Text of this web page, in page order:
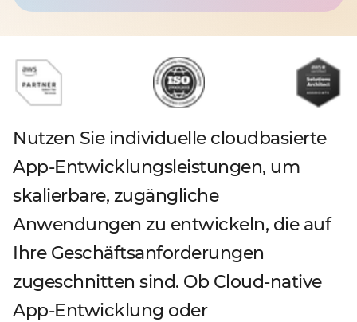
Nutzen Sie individuelle cloudbasierte
App-Entwicklungsleistungen, um
skalierbare, zugängliche
Anwendungen zu entwickeln, die auf
Ihre Geschäftsanforderungen
zugeschnitten sind. Ob Cloud-native
App-Entwicklung oder